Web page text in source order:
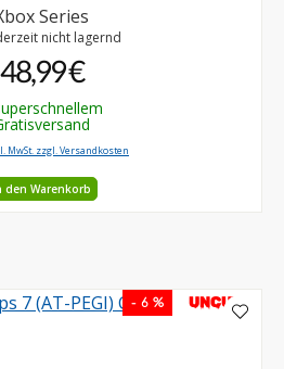
Series
nicht lagernd
48,99 €
MwSt. zzgl. Versandkosten
den Warenkorb
- 6 % UNCUT